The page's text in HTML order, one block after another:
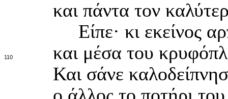
και πάντα τον
Είπε· κι εκείνος
110
και μέσα του
Και σάνε